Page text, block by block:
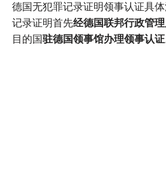
德国无犯罪记录证明领事认证具
记录证明首先经德国联邦行政管
目的国驻德国领事馆办理领事认证